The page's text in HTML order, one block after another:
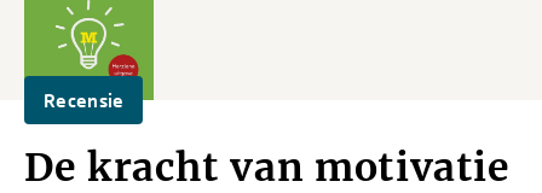
Recensie
De kracht van motivatie